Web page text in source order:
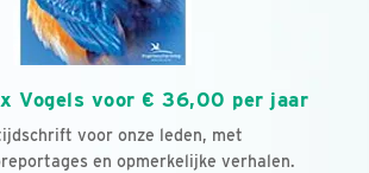
Vogels voor € 36,00 per jaar
voor onze leden, met
en opmerkelijke verhalen.